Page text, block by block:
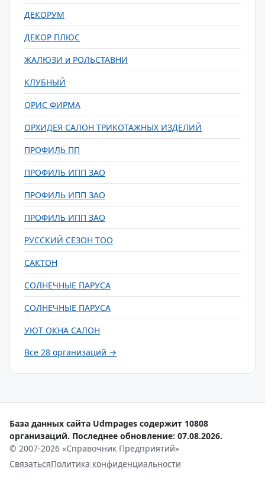
ДЕКОРУМ
ДЕКОР ПЛЮС
ЖАЛЮЗИ и РОЛЬСТАВНИ
КЛУБНЫЙ
ОРИС ФИРМА
ОРХИДЕЯ САЛОН ТРИКОТАЖНЫХ ИЗДЕЛИЙ
ПРОФИЛЬ ПП
ПРОФИЛЬ ИПП ЗАО
ПРОФИЛЬ ИПП ЗАО
ПРОФИЛЬ ИПП ЗАО
РУССКИЙ СЕЗОН ТОО
САКТОН
СОЛНЕЧНЫЕ ПАРУСА
СОЛНЕЧНЫЕ ПАРУСА
УЮТ ОКНА САЛОН
Все 28 организаций →
База данных сайта Udmpages содержит 10808
организаций. Последнее обновление: 07.08.2026.
© 2007-2026 «Справочник Предприятий»
СвязатьсяПолитика конфиденциальности